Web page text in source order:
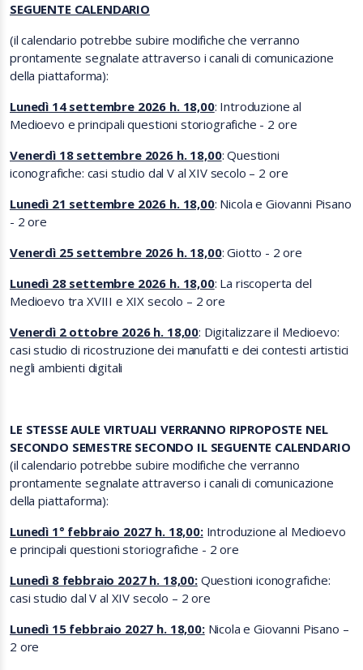
SEGUENTE CALENDARIO
(il calendario potrebbe subire modifiche che verranno
prontamente segnalate attraverso i canali di comunicazione
della piattaforma):
Lunedì 14 settembre 2026 h. 18,00: Introduzione al
Medioevo e principali questioni storiografiche - 2 ore
Venerdì 18 settembre 2026 h. 18,00: Questioni
iconografiche: casi studio dal V al XIV secolo – 2 ore
Lunedì 21 settembre 2026 h. 18,00: Nicola e Giovanni Pisano
- 2 ore
Venerdì 25 settembre 2026 h. 18,00: Giotto - 2 ore
Lunedì 28 settembre 2026 h. 18,00: La riscoperta del
Medioevo tra XVIII e XIX secolo – 2 ore
Venerdì 2 ottobre 2026 h. 18,00: Digitalizzare il Medioevo:
casi studio di ricostruzione dei manufatti e dei contesti artistici
negli ambienti digitali
LE STESSE AULE VIRTUALI VERRANNO RIPROPOSTE NEL
SECONDO SEMESTRE SECONDO IL SEGUENTE CALENDARIO
(il calendario potrebbe subire modifiche che verranno
prontamente segnalate attraverso i canali di comunicazione
della piattaforma):
Lunedì 1° febbraio 2027 h. 18,00:Introduzione al Medioevo
e principali questioni storiografiche - 2 ore
Lunedì 8 febbraio 2027 h. 18,00:Questioni iconografiche:
casi studio dal V al XIV secolo – 2 ore
Lunedì 15 febbraio 2027 h. 18,00:Nicola e Giovanni Pisano –
2 ore